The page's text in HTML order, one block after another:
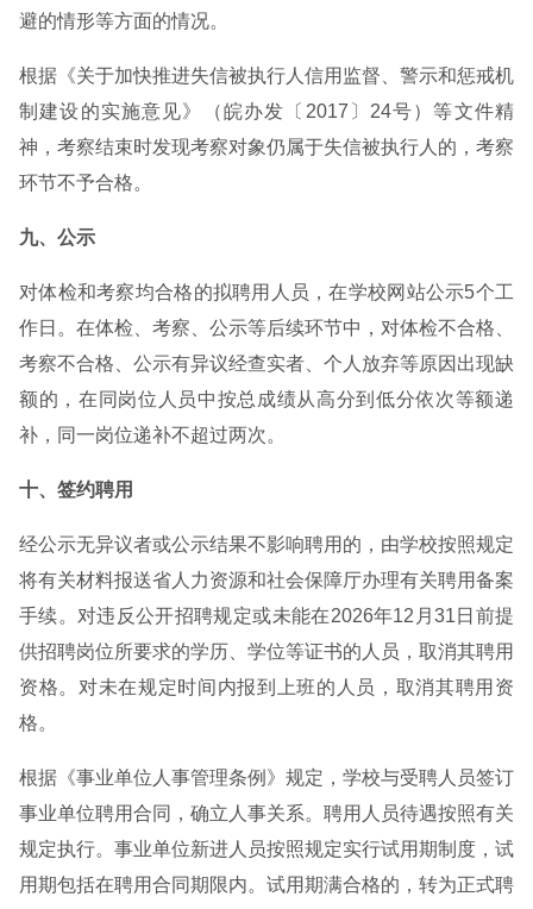
避的情形等方面的情况。
根据《关于加快推进失信被执行人信用监督、警示和惩戒机
制建设的实施意见》（皖办发〔2017〕24号）等文件精
神，考察结束时发现考察对象仍属于失信被执行人的，考察
环节不予合格。
九、公示
对体检和考察均合格的拟聘用人员，在学校网站公示5个工
作日。在体检、考察、公示等后续环节中，对体检不合格、
考察不合格、公示有异议经查实者、个人放弃等原因出现缺
额的，在同岗位人员中按总成绩从高分到低分依次等额递
补，同一岗位递补不超过两次。
十、签约聘用
经公示无异议者或公示结果不影响聘用的，由学校按照规定
将有关材料报送省人力资源和社会保障厅办理有关聘用备案
手续。对违反公开招聘规定或未能在2026年12月31日前提
供招聘岗位所要求的学历、学位等证书的人员，取消其聘用
资格。对未在规定时间内报到上班的人员，取消其聘用资
格。
根据《事业单位人事管理条例》规定，学校与受聘人员签订
事业单位聘用合同，确立人事关系。聘用人员待遇按照有关
规定执行。事业单位新进人员按照规定实行试用期制度，试
用期包括在聘用合同期限内。试用期满合格的，转为正式聘